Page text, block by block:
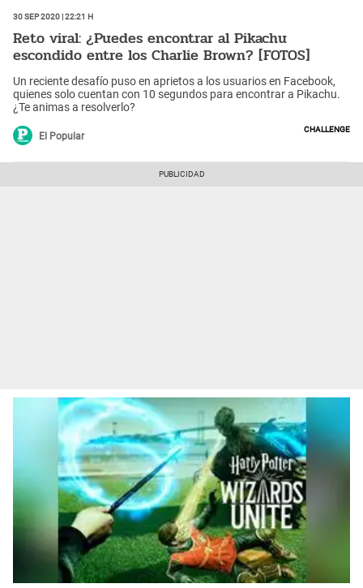
30 Sep 2020 | 22:21 h
Reto viral: ¿Puedes encontrar al Pikachu
escondido entre los Charlie Brown? [FOTOS]
Un reciente desafío puso en aprietos a los usuarios en Facebook,
quienes solo cuentan con 10 segundos para encontrar a Pikachu.
¿Te animas a resolverlo?
El Popular
Challenge